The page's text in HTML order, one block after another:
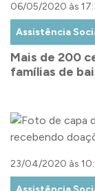
06/05/2020 às
Assistência
Mais de 200
famílias de
23/04/2020 às